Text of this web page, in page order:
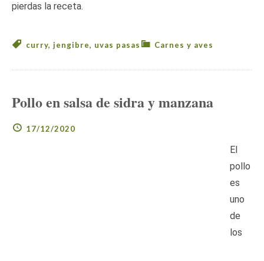
pierdas la receta.
Carnes y aves
curry, jengibre, uvas pasas
Pollo en salsa de sidra y manzana
17/12/2020
El
pollo
es
uno
de
los